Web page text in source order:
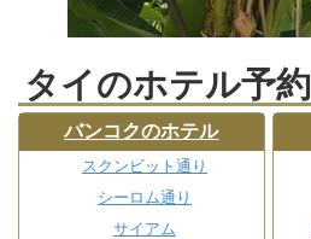
タイのホテル予約
バンコクのホテル
スクンビット通り
シーロム通り
サイアム